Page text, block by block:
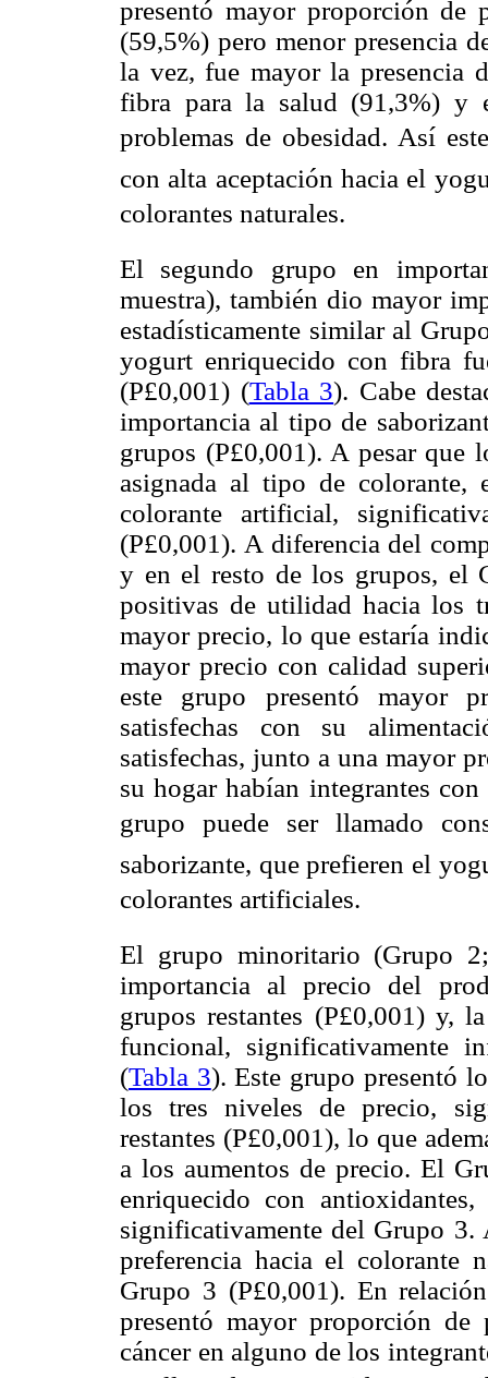
presentó mayor proporción de
(59,5%) pero menor presencia
la vez, fue mayor la presencia
fibra para la salud (91,3%) y
problemas de obesidad. Así
con alta aceptación hacia el
colorantes naturales.
El segundo grupo en
muestra), también dio mayor
estadísticamente similar al
yogurt enriquecido con fibra
(P£0,001) (Tabla 3). Cabe
importancia al tipo de
grupos (P£0,001). A pesar que
asignada al tipo de
colorante artificial,
(P£0,001). A diferencia del
y en el resto de los grupos, el
positivas de utilidad hacia los
mayor precio, lo que estaría
mayor precio con calidad
este grupo presentó mayor
satisfechas con su
satisfechas, junto a una mayor
su hogar habían integrantes
grupo puede ser llamado
saborizante, que prefieren el
colorantes artificiales.
El grupo minoritario (Grupo
importancia al precio del
grupos restantes (P£0,001) y,
funcional, significativamente
(Tabla 3). Este grupo presentó
los tres niveles de precio,
restantes (P£0,001), lo que
a los aumentos de precio. El
enriquecido con
significativamente del Grupo 3.
preferencia hacia el
Grupo 3 (P£0,001). En
presentó mayor proporción de
cáncer en alguno de los